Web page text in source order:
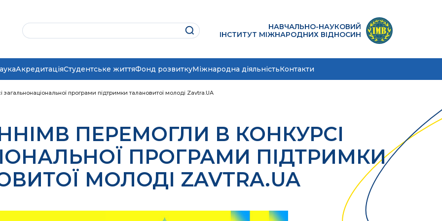
НАВЧАЛЬНО-НАУКОВИЙ
ІНСТИТУТ МІЖНАРОДНИХ ВІДНОСИН
АкредитаціяСтудентське життяФонд розвиткуМіжнародна діяльністьКонтакти
програми підтримки талановитої молоді Zavtra.UA
ПЕРЕМОГЛИ В КОНКУРСІ
ПРОГРАМИ ПІДТРИМКИ
МОЛОДІ ZAVTRA.UA